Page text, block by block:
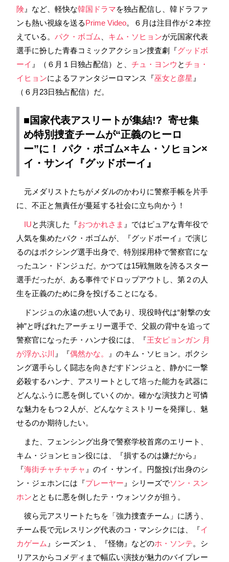
険 』など、軽快な韓国ドラマを独占配信し、韓ドラファ
ンも熱い視線を送るPrime Video。６月は注目作が２本控
えている。 パク・ボゴム キム・ソヒョンが元国家代表
選手に扮した青春コミックアクション捜査劇『グッドボ
ーイ 』（６月１日独占配信）と、 チュ・ヨンウ とチョ・
イヒョンによるファンタジーロマンス『巫女と彦星 』
（６月23日独占配信）だ。
■国家代表アスリートが集結!? 寄せ集
め特別捜査チームが“正義のヒーロ
ー”に！ パク・ボゴム×キム・ソヒョン×
イ・サンイ 『グッドボーイ』
元メダリストたちがメダルのかわりに警察手帳を片手
に、不正と無責任が蔓延する社会に立ち向かう！
IUと共演した『おつかれさま 』ではピュアな青年役で
人気を集めたパク・ボゴムが、『グッドボーイ』で演じ
るのはボクシング選手出身で、特別採用枠で警察官にな
ったユン・ドンジュだ。かつては15戦無敗を誇るスター
選手だったが、ある事件でドロップアウトし、第２の人
生を正義のために身を投げることになる。
ドンジュの永遠の想い人であり、現役時代は“射撃の女
神”と呼ばれたアーチェリー選手で、父親の背中を追って
警察官になったチ・ハンナ役には、『王女ピョンガン 月
が浮かぶ川 』『偶然かな。
』のキム・ソヒョン。ボクシ
ング選手らしく闘志を向きだすドンジュと、静かに一撃
必殺するハンナ、アスリートとして培った能力を武器に
どんなふうに悪を倒していくのか。確かな演技力と可憐
な魅力をもつ２人が、どんなケミストリーを発揮し、魅
せるのか期待したい。
また、フェンシング出身で警察学校首席のエリート、
キム・ジョンヒョン役には、『損するのは嫌だから』
『海街チャチャチャ 』のイ・サンイ。円盤投げ出身のシ
ン・ジェホンには『プレーヤー 』シリーズでソン・スン
ホンとともに悪を倒したテ・ウォンソクが担う。
彼ら元アスリートたちを「強力捜査チーム」に誘う、
チーム長で元レスリング代表のコ・マンシクには、『イ
カゲーム 』シーズン１、『怪物』などのホ・ソンテ。シ
リアスからコメディまで幅広い演技が魅力のバイプレー